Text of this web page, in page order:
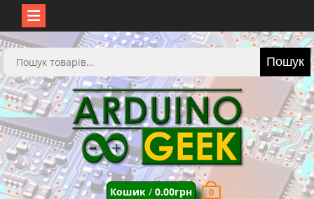
Перейти
до
вмісту
Шукати: Пошук
Кошик/ 0.00грн 0